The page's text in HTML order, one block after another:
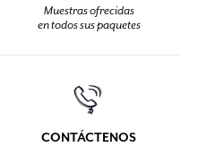
Muestras ofrecidas
en todos sus paquetes
CONTÁCTENOS